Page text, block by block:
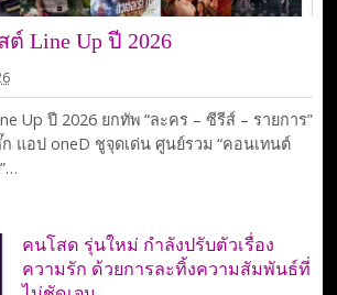
ต์ Line Up ปี 2026
Up ปี 2026 ยกทัพ “ละคร – ซีรีส์ – รายการ”
แอป oneD ชูจุดเด่น ศูนย์รวม “คอนเทนต์
คนโสด รุ่นใหม่ กำลังปรับตัวเรื่อง
ความรัก ด้วยการละทิ้งความสัมพันธ์ที่